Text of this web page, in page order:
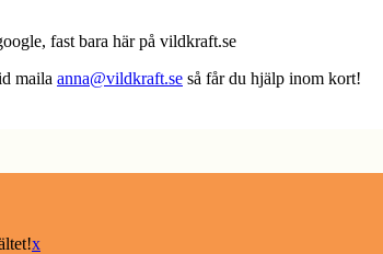
fast bara här på vildkraft.se
maila anna@vildkraft.se så får du hjälp inom kort!
x